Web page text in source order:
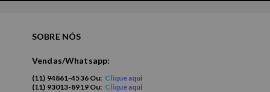
SOBRE NÓS
Vendas/Whatsapp:
(11) 94861-4536 Ou: Clique aqui
(11) 93013-8919 Ou: Clique aqui